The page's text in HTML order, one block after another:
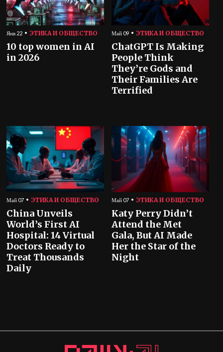
Янв 22 ЭТИКА И ОБЩЕСТВО
10 top women in AI
in 2026
Май 09 ЭТИКА И ОБЩЕСТВО
ChatGPT Is Making
People Think
They’re Gods and
Their Families Are
Terrified
Май 07 ЭТИКА И ОБЩЕСТВО
China Unveils
World’s First AI
Hospital: 14 Virtual
Doctors Ready to
Treat Thousands
Daily
Май 07 ЭТИКА И ОБЩЕСТВО
Katy Perry Didn’t
Attend the Met
Gala, But AI Made
Her the Star of the
Night